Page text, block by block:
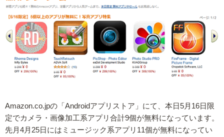
Amazon.co.jpの「Androidアプリストア」にて、本日5月16日限
定でカメラ・画像加工系アプリ合計9個が無料になっています。
先月4月25日にはミュージック系アプリ11個が無料になってい